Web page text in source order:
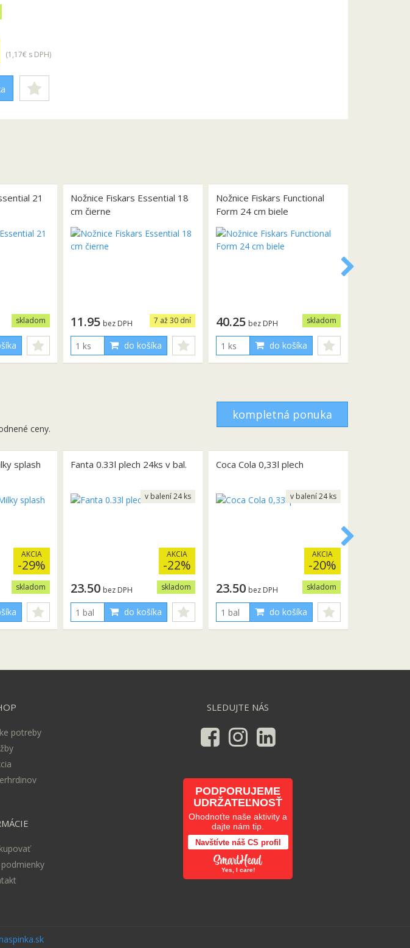
(1,17€ s DPH)
21
skladom
Nožnice Fiskars Essential 18
cm čierne
7 až 30 dní
11.95 bez DPH
do košíka
Nožnice Fiskars Functional
Form 24 cm biele
skladom
40.25 bez DPH
do košíka
ceny.
kompletná ponuka
splash
AKCIA
-29%
skladom
Fanta 0.33l plech 24ks v bal.
AKCIA
-22%
skladom
23.50 bez DPH
do košíka
v balení 24 ks
Coca Cola 0,33l plech
AKCIA
-20%
skladom
23.50 bez DPH
do košíka
v balení 24 ks
potreby
SLEDUJTE NÁS
PODPORUJEME
UDRŽATEĽNOSŤ
Ohodnoťte naše aktivity a
dajte nám tip.
Navštívte náš CS profil
Yes, I care!